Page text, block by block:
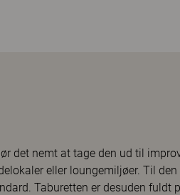
det nemt at tage den ud til
eller loungemiljøer. Til
Taburetten er desuden fuldt